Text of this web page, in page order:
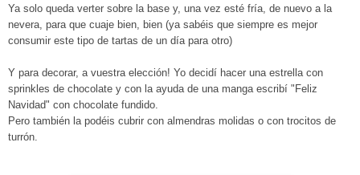
Ya solo queda verter sobre la base y, una vez esté fría, de nuevo a la
nevera, para que cuaje bien, bien (ya sabéis que siempre es mejor
consumir este tipo de tartas de un día para otro)
Y para decorar, a vuestra elección! Yo decidí hacer una estrella con
sprinkles de chocolate y con la ayuda de una manga escribí "Feliz
Navidad" con chocolate fundido.
Pero también la podéis cubrir con almendras molidas o con trocitos de
turrón.